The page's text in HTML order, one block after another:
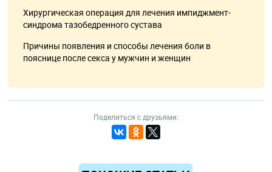
Хирургическая операция для лечения импиджмент-
синдрома тазобедренного сустава
Причины появления и способы лечения боли в
пояснице после секса у мужчин и женщин
Поделиться с друзьями: